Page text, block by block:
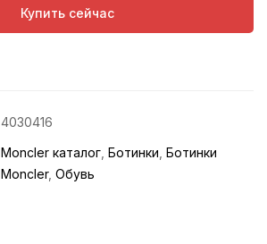
Купить сейчас
4030416
Moncler каталог Ботинки Ботинки
Moncler, Обувь